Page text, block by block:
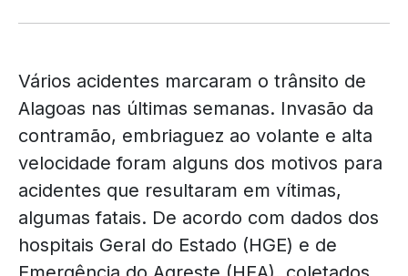
Vários acidentes marcaram o trânsito de
Alagoas nas últimas semanas. Invasão da
contramão, embriaguez ao volante e alta
velocidade foram alguns dos motivos para
acidentes que resultaram em vítimas,
algumas fatais. De acordo com dados dos
hospitais Geral do Estado (HGE) e de